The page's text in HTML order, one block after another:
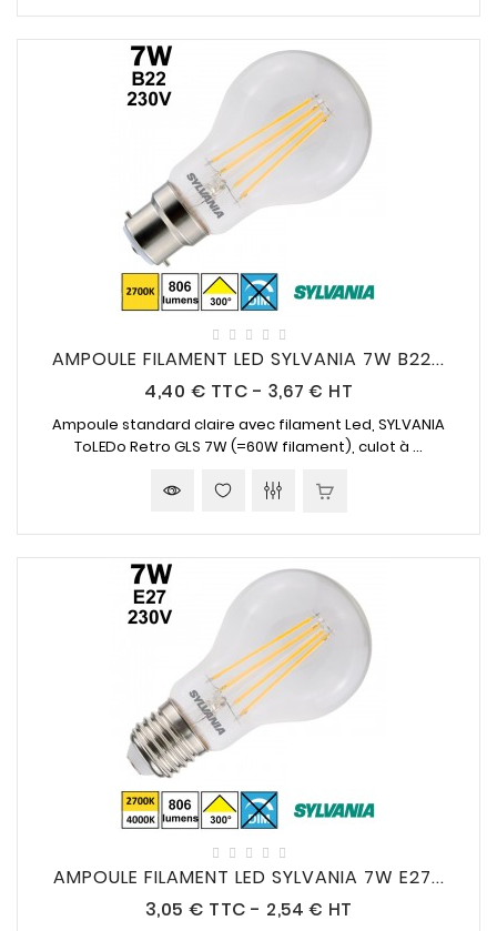
AMPOULE FILAMENT LED SYLVANIA 7W B22...
4,40 € Prix
TTC - 3,67 € HT
Ampoule standard claire avec filament Led, SYLVANIA
ToLEDo Retro GLS 7W (=60W filament), culot à ...
AMPOULE FILAMENT LED SYLVANIA 7W E27...
3,05 € Prix
TTC - 2,54 € HT